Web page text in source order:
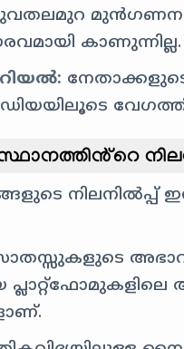
മുൻഗണന
കാണുന്നില്ല.
നിലനിൽപ്പ്